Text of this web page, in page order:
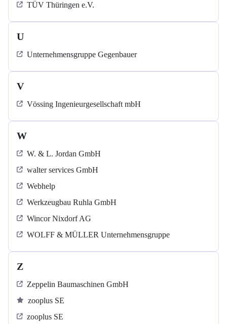
TÜV Thüringen e.V.
U
Unternehmensgruppe Gegenbauer
V
Vössing Ingenieurgesellschaft mbH
W
W. & L. Jordan GmbH
walter services GmbH
Webhelp
Werkzeugbau Ruhla GmbH
Wincor Nixdorf AG
WOLFF & MÜLLER Unternehmensgruppe
Z
Zeppelin Baumaschinen GmbH
zooplus SE
zooplus SE